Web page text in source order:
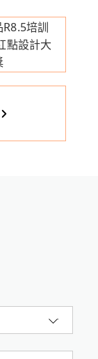
培訓
點設計大